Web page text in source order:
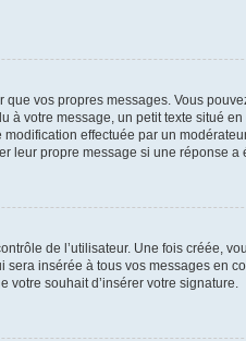
vos propres messages. Vous
votre message, un petit texte situé
effectuée par un
leur propre message si une réponse a
de l’utilisateur. Une fois créée,
insérée à tous vos messages en
votre souhait d’insérer votre signature.